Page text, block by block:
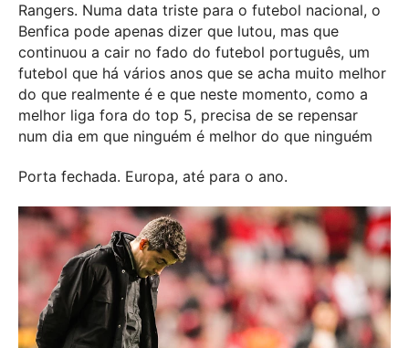
Rangers. Numa data triste para o futebol nacional, o
Benfica pode apenas dizer que lutou, mas que
continuou a cair no fado do futebol português, um
futebol que há vários anos que se acha muito melhor
do que realmente é e que neste momento, como a
melhor liga fora do top 5, precisa de se repensar
num dia em que ninguém é melhor do que ninguém
Porta fechada. Europa, até para o ano.